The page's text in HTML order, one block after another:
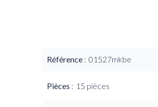
Référence 01527mkbe
Pièces 15 pièces